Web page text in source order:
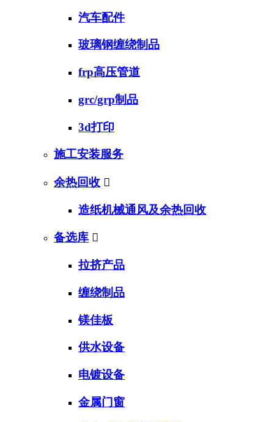
汽车配件
玻璃钢缠绕制品
frp高压管道
grc/grp制品
3d打印
施工安装服务
余热回收 
造纸机械通风及余热回收
备选库 
拉挤产品
缠绕制品
镁佳板
供水设备
电镀设备
金属门窗